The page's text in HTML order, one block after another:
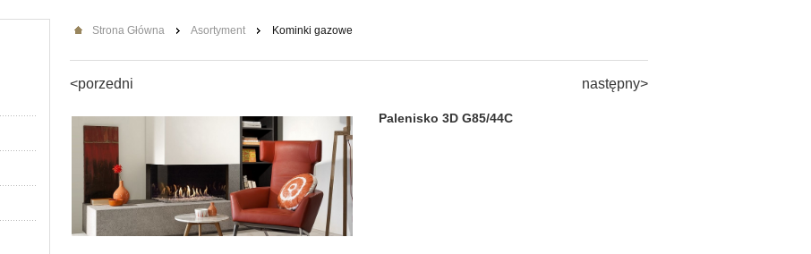
Strona Główna Asortyment Kominki gazowe
<porzedni następny>
Palenisko 3D G85/44C